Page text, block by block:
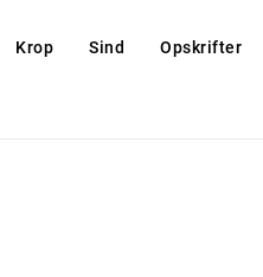
Krop Sind Opskrifter